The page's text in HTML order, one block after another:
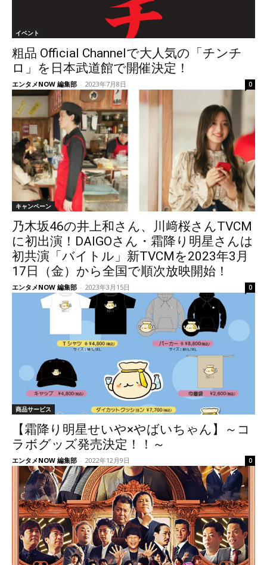
イベント
粗品 Official Channelで大人気の「チンチ
ロ」を日本武道館で開催決定！
エンタメNOW 編集部 - 2023年7月8日 0
キャンペーン
乃木坂46の井上和さん、川﨑桜さんTVCM
に初出演！DAIGOさん・霜降り明星さんは
初共演「バイトル」新TVCMを2023年3月
17日（金）から全国で順次放映開始！
エンタメNOW 編集部 - 2023年3月15日 0
商品サービス
【霜降り明星せいや×やばいちゃん】～コ
ラボグッズ発売決定！！～
エンタメNOW 編集部 - 2022年12月9日 0